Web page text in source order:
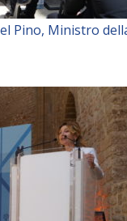
Pino, Ministro